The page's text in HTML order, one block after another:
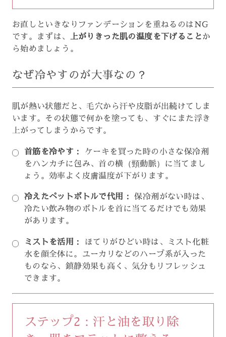
お直しといきなりファンデーションを重ねるのはNG
です。まずは、 上がりきった肌の温度を下げることか
ら始めましょう。
なぜ冷やすのが大事なの？
肌が熱い状態だと、毛穴から汗や皮脂が出続けてしま
います。その状態で何かを塗っても、すぐにまた浮き
上がってしまうからです。
首筋を冷やす： ケーキを買った時の小さな保冷剤
をハンカチに包み、首の横（頸動脈）に当てまし
ょう。効率よく皮膚温度が下がります。
冷えたペットボトルで代用： 保冷剤がない時は、
冷たい飲み物のボトルを首に当てるだけでも効果
があります。
ミストを活用：
ほてりがひどい時は、ミスト化粧
水を顔全体に。ユーカリなどのハーブ系が入った
ものなら、鎮静効果も高く、気分もリフレッシュ
できます。
ステップ2：汗と油を取り除